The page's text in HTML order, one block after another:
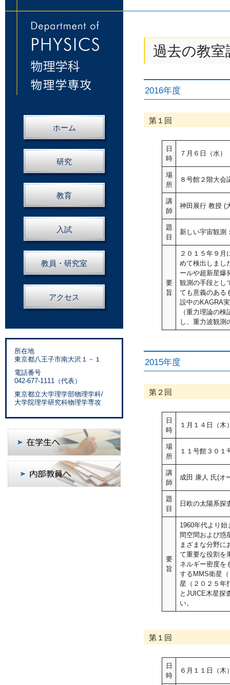
ホーム
研究
教育
入試
教員・研究室
アクセス
過去の教室
2016年度
第１回
日
時
７月６日（水
場
所
８号館２階大会
講
師
神田展行 教授 (
題
目
新しい宇宙観測
要
旨
２０１５年９月
めて検出しまし
ールや超新星爆
観測の手段とし
ても意義のある
設中のKAGRA
（重力理論の
し、重力波観測
2015年度
第２回
日
時
１月１４日（
場
所
１１号館３０１
講
師
成田 康人 氏(オ
題
目
日欧の太陽系探
要
旨
1960年代より
間空間および惑
まざまな分野に
て重要な役割を
ネルギー密度を
するMMS衛星
星（２０２５年
とJUICE木星探
い。
第１回
日
時
６月１１日（
所在地
東京都八王子市南大沢１－１
電話番号
042-677-1111（代表）
東京都立大学理学部物理学科/
大学院理学研究科物理学専攻